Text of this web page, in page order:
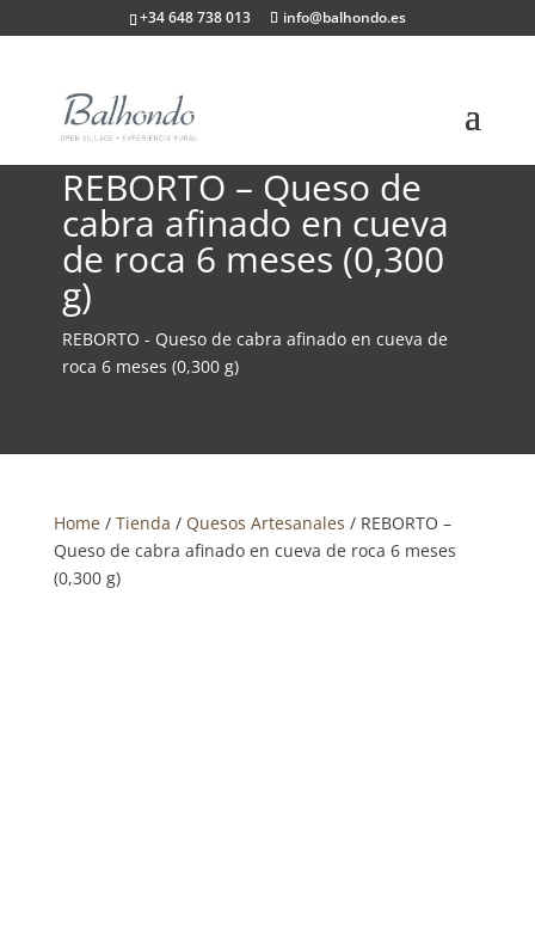
+34 648 738 013 info@balhondo.es
REBORTO – Queso de
cabra afinado en cueva
de roca 6 meses (0,300
g)
REBORTO - Queso de cabra afinado en cueva de
roca 6 meses (0,300 g)
Home/ Tienda / Quesos Artesanales / REBORTO –
Queso de cabra afinado en cueva de roca 6 meses
(0,300 g)